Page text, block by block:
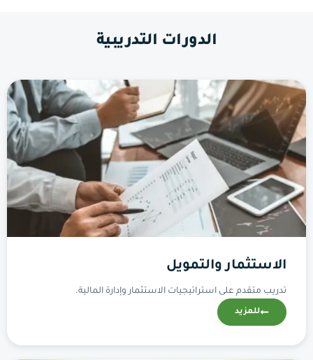
الدورات التدريبية
الاستثمار والتمويل
تدريب متقدم على استراتيجيات الاستثمار وإدارة المالية.
للمزيد